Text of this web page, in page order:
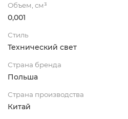
Объем, см³
0,001
Стиль
Технический свет
Страна бренда
Польша
Страна производства
Китай